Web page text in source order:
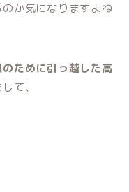
か気になりますよね
ために引っ越した高
て、